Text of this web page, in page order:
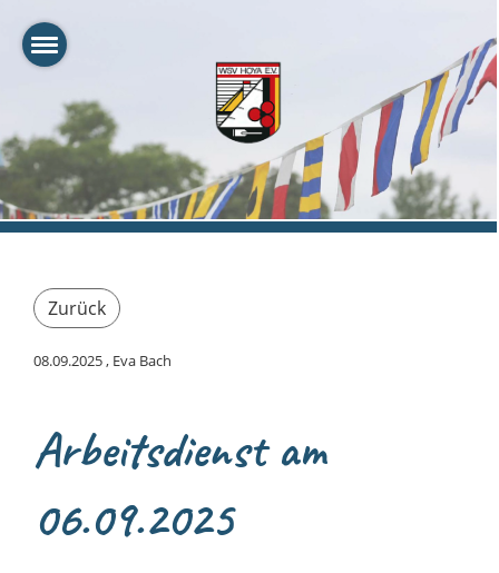
Zurück
08.09.2025, Eva Bach
Arbeitsdienst am
06.09.2025